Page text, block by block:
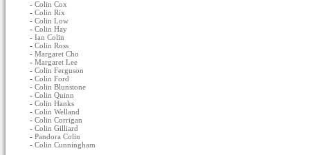
- Colin Cox
- Colin Rix
- Colin Low
- Colin Hay
- Ian Colin
- Colin Ross
- Margaret Cho
- Margaret Lee
- Colin Ferguson
- Colin Ford
- Colin Blunstone
- Colin Quinn
- Colin Hanks
- Colin Welland
- Colin Corrigan
- Colin Gilliard
- Pandora Colin
- Colin Cunningham